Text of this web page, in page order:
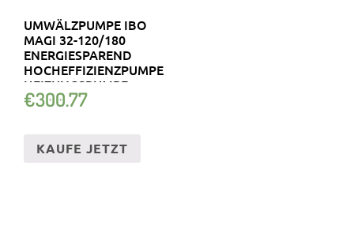
UMWÄLZPUMPE IBO
MAGI 32-120/180
ENERGIESPAREND
HOCHEFFIZIENZPUMPE
HEIZUNGSPUMPE
€300.77
KAUFE JETZT